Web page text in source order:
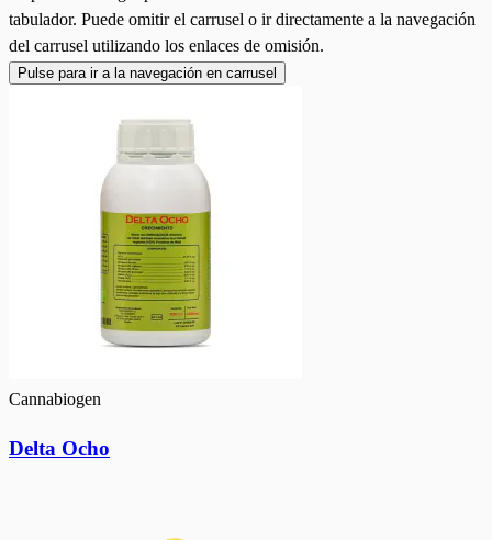
tabulador. Puede omitir el carrusel o ir directamente a la navegación
del carrusel utilizando los enlaces de omisión.
Pulse para ir a la navegación en carrusel
Cannabiogen
Delta Ocho